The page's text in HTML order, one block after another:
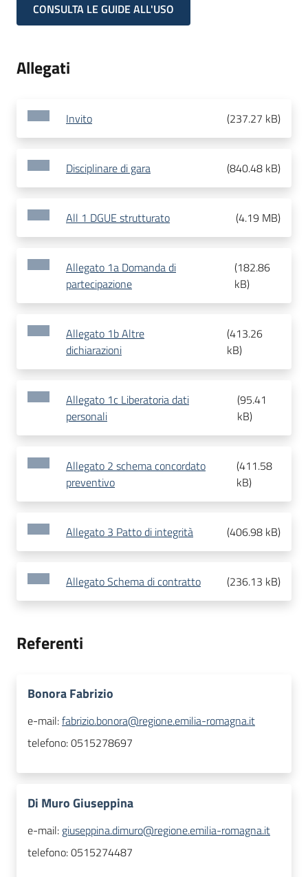
CONSULTA LE GUIDE ALL'USO
Allegati
Invito (237.27 kB)
Disciplinare di gara (840.48 kB)
All 1 DGUE strutturato (4.19 MB)
Allegato 1a Domanda di
partecipazione
(182.86
kB)
Allegato 1b Altre
dichiarazioni
(413.26
kB)
Allegato 1c Liberatoria dati
personali
(95.41
kB)
Allegato 2 schema concordato
preventivo
(411.58
kB)
Allegato 3 Patto di integrità (406.98 kB)
Allegato Schema di contratto (236.13 kB)
Referenti
Bonora Fabrizio
e-mail:fabrizio.bonora@regione.emilia-romagna.it
telefono:0515278697
Di Muro Giuseppina
e-mail: giuseppina.dimuro@regione.emilia-romagna.it
telefono:0515274487